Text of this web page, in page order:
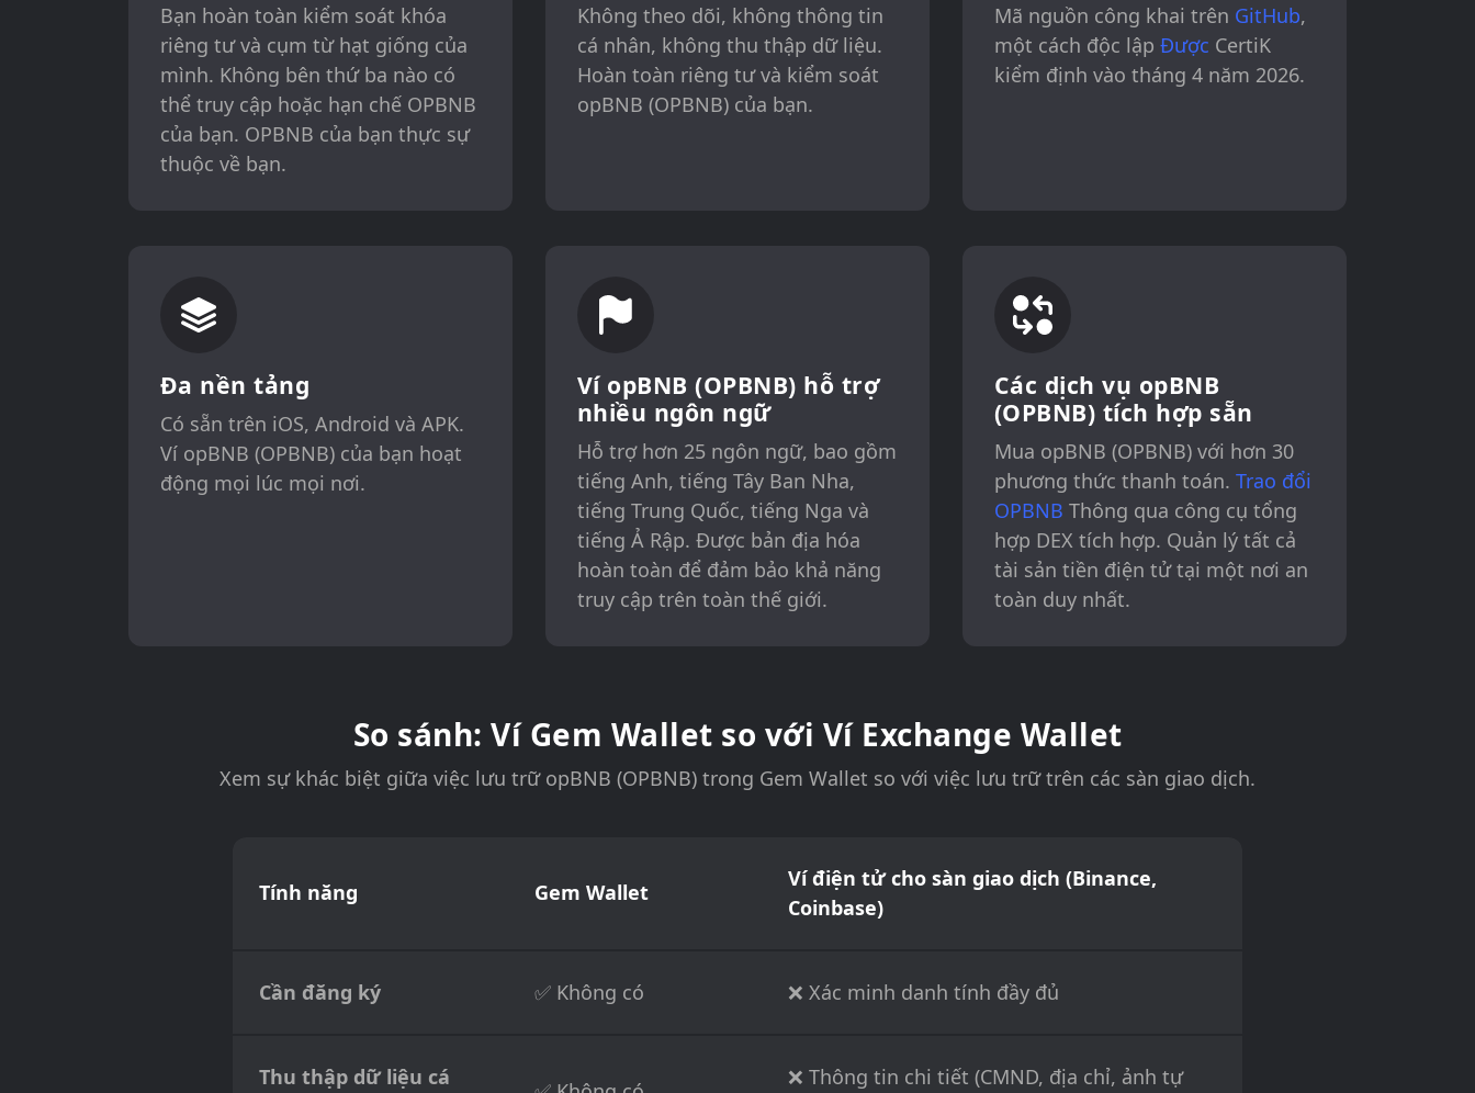
Bạn hoàn toàn kiểm soát khóa
riêng tư và cụm từ hạt giống của
mình. Không bên thứ ba nào có
thể truy cập hoặc hạn chế OPBNB
của bạn. OPBNB của bạn thực sự
thuộc về bạn.
Không theo dõi, không thông tin
cá nhân, không thu thập dữ liệu.
Hoàn toàn riêng tư và kiểm soát
opBNB (OPBNB) của bạn.
Mã nguồn công khai trên GitHub,
một cách độc lập Được CertiK
kiểm định vào tháng 4 năm 2026.
Đa nền tảng
Có sẵn trên iOS, Android và APK.
Ví opBNB (OPBNB) của bạn hoạt
động mọi lúc mọi nơi.
Ví opBNB (OPBNB) hỗ trợ
nhiều ngôn ngữ
Hỗ trợ hơn 25 ngôn ngữ, bao gồm
tiếng Anh, tiếng Tây Ban Nha,
tiếng Trung Quốc, tiếng Nga và
tiếng Ả Rập. Được bản địa hóa
hoàn toàn để đảm bảo khả năng
truy cập trên toàn thế giới.
Các dịch vụ opBNB
(OPBNB) tích hợp sẵn
Mua opBNB (OPBNB) với hơn 30
phương thức thanh toán. Trao đổi
OPBNB Thông qua công cụ tổng
hợp DEX tích hợp. Quản lý tất cả
tài sản tiền điện tử tại một nơi an
toàn duy nhất.
So sánh: Ví Gem Wallet so với Ví Exchange Wallet
Xem sự khác biệt giữa việc lưu trữ opBNB (OPBNB) trong Gem Wallet so với việc lưu trữ trên các sàn giao dịch.
Tính năng Gem Wallet
Ví điện tử cho sàn giao dịch (Binance,
Coinbase)
Cần đăng ký ✅ Không có ❌ Xác minh danh tính đầy đủ
Thu thập dữ liệu cá
❌ Thông tin chi tiết (CMND, địa chỉ, ảnh tự